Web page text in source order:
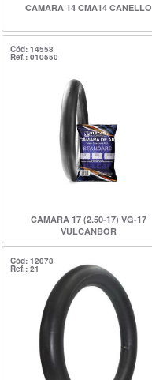
CAMARA 14 CMA14 CANELLO
Cód: 14558
Ref.: 010550
CAMARA 17 (2.50-17) VG-17
VULCANBOR
Cód: 12078
Ref.: 21